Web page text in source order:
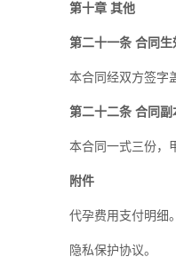
第十章 其他
第二十一条 合同生
本合同经双方签字
第二十二条 合同副
本合同一式三份，
附件
代孕费用支付明细。
隐私保护协议。